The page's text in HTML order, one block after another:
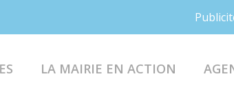
LA MAIRIE EN ACTION